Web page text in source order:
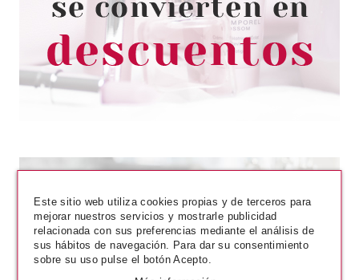
HYDRA SHEEN 02 2,7 ML
Pvr 5.29€
-17%
desde
4.40€
Este sitio web utiliza cookies propias y de terceros para
mejorar nuestros servicios y mostrarle publicidad
relacionada con sus preferencias mediante el análisis de
sus hábitos de navegación. Para dar su consentimiento
sobre su uso pulse el botón Acepto.